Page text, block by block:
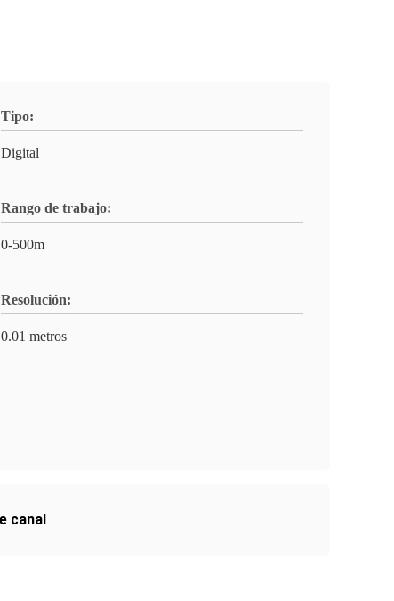
Tipo:
Digital
Rango de trabajo:
0-500m
Resolución:
0.01 metros
canal